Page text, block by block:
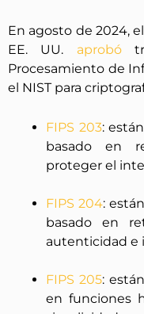
En agosto de 2024,
EE. UU. aprobó
Procesamiento de
el NIST para
FIPS 203:
basado en
proteger el
FIPS 204:
basado en
autenticidad e
FIPS 205:
en funciones